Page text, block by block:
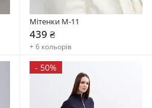
Мітенки M-11
439 ₴
+ 6 кольорів
- 50%